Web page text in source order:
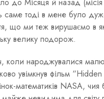
саме тоді в мене було
що ми теж вирушаємо в
велику подорож.
коли народжувалися
увімкнув фільм
математиків NASA, чия